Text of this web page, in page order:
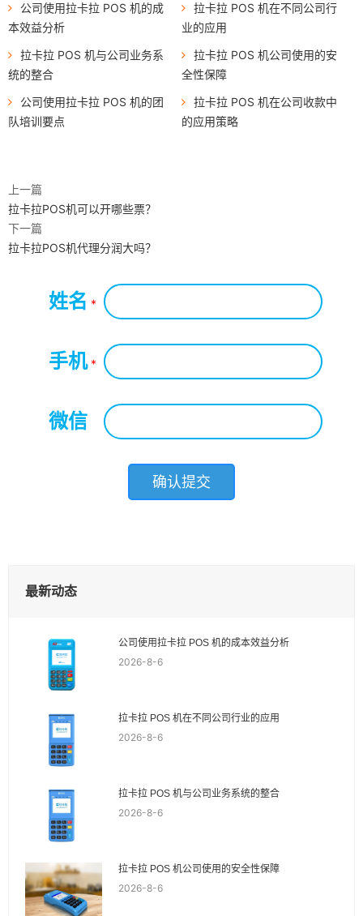
公司使用拉卡拉 POS 机的成
本效益分析
拉卡拉 POS 机在不同公司行
业的应用
拉卡拉 POS 机与公司业务系
统的整合
拉卡拉 POS 机公司使用的安
全性保障
公司使用拉卡拉 POS 机的团
队培训要点
拉卡拉 POS 机在公司收款中
的应用策略
上一篇
拉卡拉POS机可以开哪些票？
下一篇
拉卡拉POS机代理分润大吗？
姓名 *
手机*
微信
最新动态
公司使用拉卡拉 POS 机的成本效益分析
2026-8-6
拉卡拉 POS 机在不同公司行业的应用
2026-8-6
拉卡拉 POS 机与公司业务系统的整合
2026-8-6
拉卡拉 POS 机公司使用的安全性保障
2026-8-6